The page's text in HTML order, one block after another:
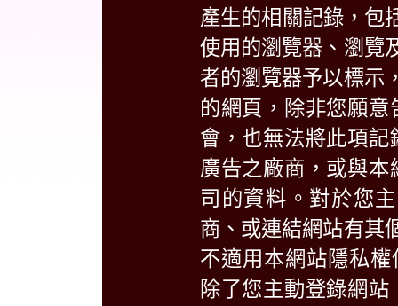
產生的相關記錄，包
使用的瀏覽器、瀏覽
者的瀏覽器予以標示
的網頁，除非您願
會，也無法將此項
廣告之廠商，或與
司的資料。對於您
商、或連結網站有其
不適用本網站隱私
除了您主動登錄網